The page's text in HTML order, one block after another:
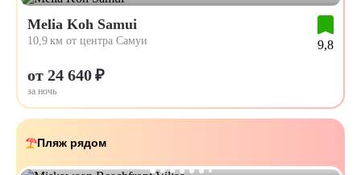
Melia Koh Samui
10,9 км от центра Самуи 9,8
от 24 640 ₽
за ночь
Пляж рядом